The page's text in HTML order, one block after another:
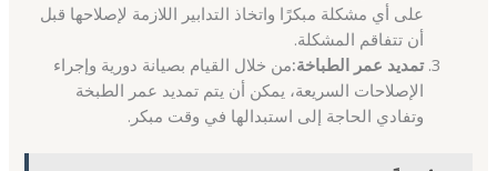
على أي مشكلة مبكرًا واتخاذ التدابير اللازمة لإصلاحها قبل
أن تتفاقم المشكلة.
تمديد عمر الطباخة:من خلال القيام بصيانة دورية وإجراء
الإصلاحات السريعة، يمكن أن يتم تمديد عمر الطبخة
وتفادي الحاجة إلى استبدالها في وقت مبكر.